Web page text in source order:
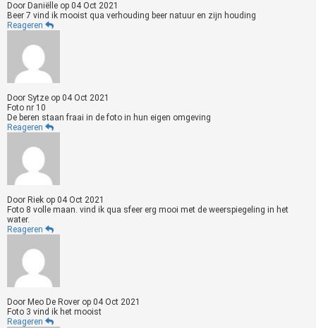
Door Daniëlle op 04 Oct 2021
Beer 7 vind ik mooist qua verhouding beer natuur en zijn houding
Reageren
Door Sytze op 04 Oct 2021
Foto nr 10
De beren staan fraai in de foto in hun eigen omgeving
Reageren
Door Riek op 04 Oct 2021
Foto 8 volle maan. vind ik qua sfeer erg mooi met de weerspiegeling in het
water.
Reageren
Door Meo De Rover op 04 Oct 2021
Foto 3 vind ik het mooist
Reageren